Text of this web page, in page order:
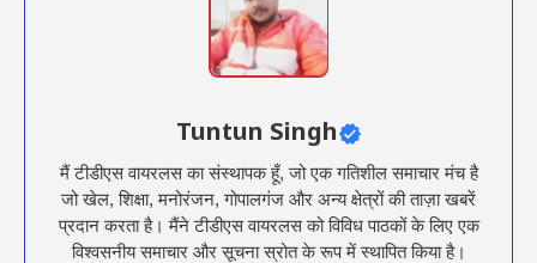
Tuntun Singh
मैं टीडीएस वायरलस का संस्थापक हूँ, जो एक गतिशील समाचार मंच है
जो खेल, शिक्षा, मनोरंजन, गोपालगंज और अन्य क्षेत्रों की ताज़ा खबरें
प्रदान करता है। मैंने टीडीएस वायरलस को विविध पाठकों के लिए एक
विश्वसनीय समाचार और सूचना स्रोत के रूप में स्थापित किया है।